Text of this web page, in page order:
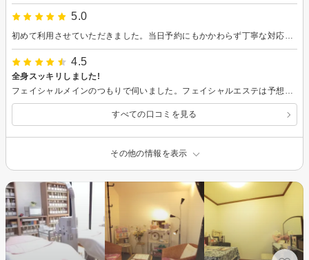
5.0
初めて利用させていただきました。当日予約にもかかわらず丁寧な対応で安心しました。ハンドマッサージが好きなので、たっぷり時間をかけた施術に大満足でした。50肩なのか右肩が痛いと相談すると、しっかりほぐしてくださりとても楽になりました。いろいろな情報を教えてもらいお話も楽しく、そしてゆったりリラックスもできました。またリフレッシュしに行きたいと思いますので、よろしくお願いします。
4.5
全身スッキリしました!
フェイシャルメインのつもりで伺いました。フェイシャルエステは予想以上の技術に満足しました。さらに背中やデコルテ並びにヘッドのマッサージをしっかりしていただいた上に、顔パック中に足のマッサージもしていただき大満足でした。これからもずっと通いたいと思います。
すべての口コミを見る
その他の情報を表示